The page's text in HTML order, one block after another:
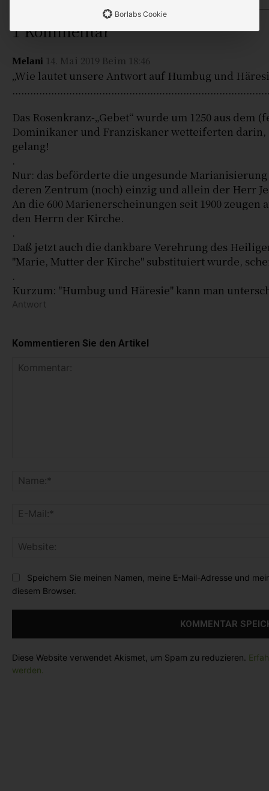
1 Kommentar
Melani 14. Mai 2019 Beim 18:46
„Wie lautet unsere Antwort auf Humbug und
Das Rosenkranz-„Gebet“ wurde um 1250 aus
Dominikaner und Franziskaner wetteiferten
gelang!
.
Nur: das beförderte die ungesunde
deren Zentrum (noch) einzig und allein der Herr
An die 600 Marienerscheinungen seit 1900
den Herrn der Kirche.
.
Daß jetzt auch die dankbare Verehrung des
"Marie, Mutter der Kirche" substituiert wurde,
.
Kurzum: "Humbug und Häresie" kann man
Antwort
Kommentieren Sie den Artikel
:
Speichern Sie meinen Namen, meine E-Mail-Adresse und
diesem Browser.
Diese Website verwendet Akismet, um Spam zu reduzieren.
werden.
Borlabs Cookie